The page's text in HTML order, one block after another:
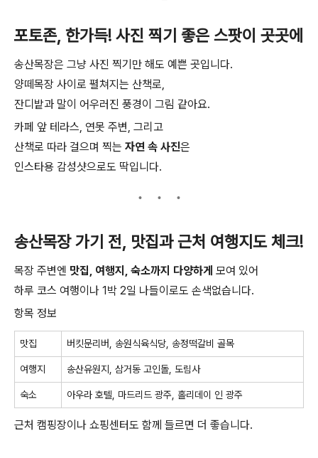
포토존, 한가득! 사진 찍기 좋은 스팟이 곳곳에
송산목장은 그냥 사진 찍기만 해도 예쁜 곳입니다.
양떼목장 사이로 펼쳐지는 산책로,
잔디밭과 말이 어우러진 풍경이 그림 같아요.
카페 앞 테라스, 연못 주변, 그리고
산책로 따라 걸으며 찍는 자연 속 사진은
인스타용 감성샷으로도 딱입니다.
송산목장 가기 전, 맛집과 근처 여행지도 체크!
목장 주변엔 맛집, 여행지, 숙소까지 다양하게 모여 있어
하루 코스 여행이나 1박 2일 나들이로도 손색없습니다.
항목 정보
맛집 버킷문리버, 송원식육식당, 송정떡갈비 골목
여행지 송산유원지, 삼거동 고인돌, 도림사
숙소 아우라 호텔, 마드리드 광주, 홀리데이 인 광주
근처 캠핑장이나 쇼핑센터도 함께 들르면 더 좋습니다.